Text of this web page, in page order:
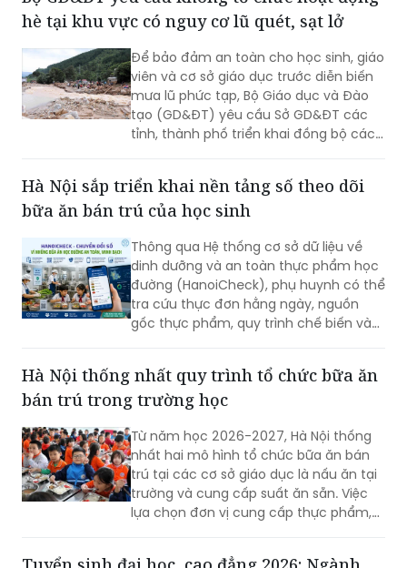
Để bảo đảm an toàn cho học sinh, giáo
viên và cơ sở giáo dục trước diễn biến
mưa lũ phức tạp, Bộ Giáo dục và Đào
tạo (GD&ĐT) yêu cầu Sở GD&ĐT các
tỉnh, thành phố triển khai đồng bộ các
biện pháp ứng phó, trong đó tuyệt đối
không tổ chức hoạt động giáo dục, sinh
hoạt hè, trải nghiệm tại khu vực có
lụt.
Hà Nội sắp triển khai nền tảng số theo dõi
Thông qua Hệ thống cơ sở dữ liệu về
dinh dưỡng và an toàn thực phẩm học
đường (HanoiCheck), phụ huynh có thể
tra cứu thực đơn hằng ngày, nguồn
gốc thực phẩm, quy trình chế biến và
theo dõi toàn bộ hoạt động bữa ăn bán
trú của con...
Hà Nội thống nhất quy trình tổ chức bữa ăn
Từ năm học 2026-2027, Hà Nội thống
nhất hai mô hình tổ chức bữa ăn bán
trú tại các cơ sở giáo dục là nấu ăn tại
trường và cung cấp suất ăn sẵn. Việc
lựa chọn đơn vị cung cấp thực phẩm,
suất ăn phải được thực hiện công khai,
minh bạch, có sự giám sát của chính
quyền địa phương, nhà trường và phụ
Tuyển sinh đại học, cao đẳng 2026: Ngành